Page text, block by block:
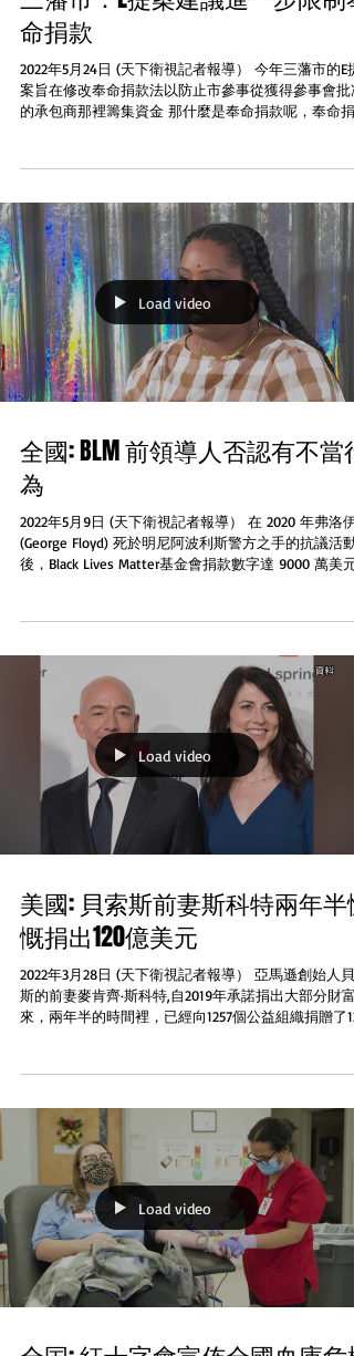
命捐款
2022年5月24日 (天下衛視記者報導） 今年三藩市的E提
案旨在修改奉命捐款法以防止市參事從獲得參事會批
的承包商那裡籌集資金 那什麼是奉命捐款呢，奉命捐
廉政審查報告 ...
Load video
全國: BLM 前領導人否認有不當行
為
2022年5月9日 (天下衛視記者報導） 在 2020 年弗洛伊
(George Floyd) 死於明尼阿波利斯警方之手的抗議活動
後，Black Lives Matter基金會捐款數字達 9000 萬美元
Load video
美國: 貝索斯前妻斯科特兩年半慷
慨捐出120億美元
2022年3月28日 (天下衛視記者報導） 亞馬遜創始人貝
斯的前妻麥肯齊·斯科特,自2019年承諾捐出大部分財富
來，兩年半的時間裡，已經向1257個公益組織捐贈了
Load video